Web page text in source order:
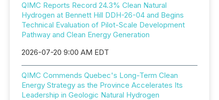
QIMC Reports Record 24.3% Clean Natural
Hydrogen at Bennett Hill DDH-26-04 and Begins
Technical Evaluation of Pilot-Scale Development
Pathway and Clean Energy Generation
2026-07-20 9:00 AM EDT
QIMC Commends Quebec's Long-Term Clean
Energy Strategy as the Province Accelerates Its
Leadership in Geologic Natural Hydrogen